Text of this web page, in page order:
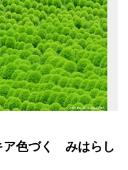
ア色づく みはらし